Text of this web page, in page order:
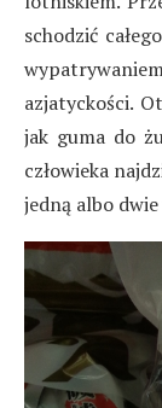
schodzić
azjatyckości.
jak guma do
człowieka
jedną albo